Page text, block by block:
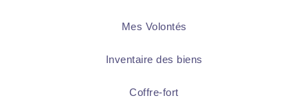
Mes Volontés
Inventaire des biens
Coffre-fort